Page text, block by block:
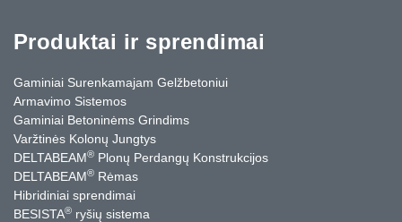
Produktai ir sprendimai
Gaminiai Surenkamajam Gelžbetoniui
Armavimo Sistemos
Gaminiai Betoninėms Grindims
Varžtinės Kolonų Jungtys
DELTABEAM® Plonų Perdangų Konstrukcijos
DELTABEAM® Rėmas
Hibridiniai sprendimai
BESISTA® ryšių sistema